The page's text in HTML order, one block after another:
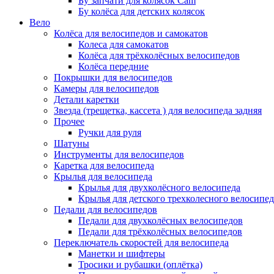
Бу колёса для детских колясок
Вело
Колёса для велосипедов и самокатов
Колеса для самокатов
Колёса для трёхколёсных велосипедов
Колёса передние
Покрышки для велосипедов
Камеры для велосипедов
Детали каретки
Звезда (трещетка, кассета ) для велосипеда задняя
Прочее
Ручки для руля
Шатуны
Инструменты для велосипедов
Каретка для велосипеда
Крылья для велосипеда
Крылья для двухколёсного велосипеда
Крылья для детского трехколесного
Педали для велосипедов
Педали для двухколёсных велосипедов
Педали для трёхколёсных велосипедов
Переключатель скоростей для велосипеда
Манетки и шифтеры
Тросики и рубашки (оплётка)